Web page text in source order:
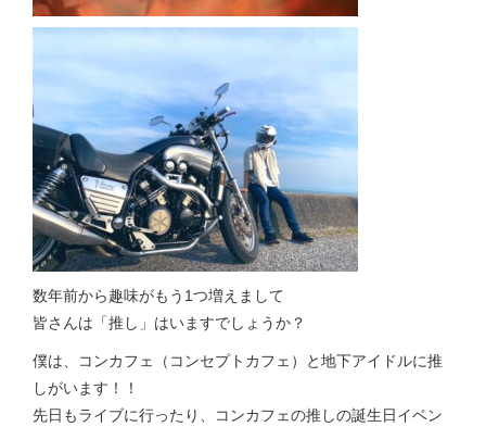
数年前から趣味がもう1つ増えまして
皆さんは「推し」はいますでしょうか？
僕は、コンカフェ（コンセプトカフェ）と地下アイドルに推
しがいます！！
先日もライブに行ったり、コンカフェの推しの誕生日イベン